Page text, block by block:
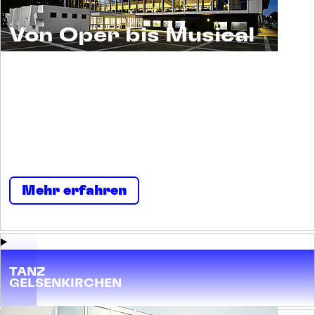
Von Oper bis Musical
Mehr erfahren
TANZ
GELSENKIRCHEN